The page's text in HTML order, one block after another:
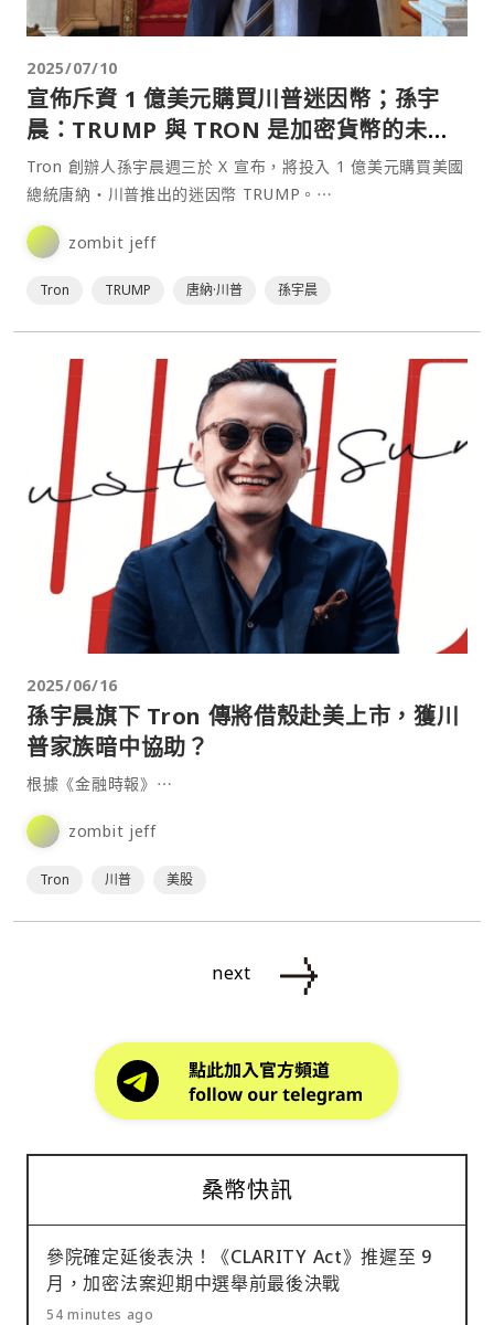
2025/07/10
宣佈斥資 1 億美元購買川普迷因幣；孫宇
晨：TRUMP 與 TRON 是加密貨幣的未
來！
Tron 創辦人孫宇晨週三於 X 宣布，將投入 1 億美元購買美國
總統唐納・川普推出的迷因幣 TRUMP。⋯
zombit jeff
Tron TRUMP 唐納·川普 孫宇晨
2025/06/16
孫宇晨旗下 Tron 傳將借殼赴美上市，獲川
普家族暗中協助？
根據《金融時報》⋯
zombit jeff
Tron 川普 美股
next
桑幣快訊
參院確定延後表決！《CLARITY Act》推遲至 9
月，加密法案迎期中選舉前最後決戰
54 minutes ago